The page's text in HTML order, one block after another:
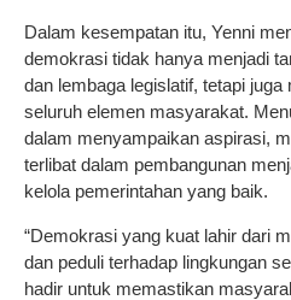
Dalam kesempatan itu, Yenni
demokrasi tidak hanya menjadi
dan lembaga legislatif, tetapi
seluruh elemen masyarakat.
dalam menyampaikan aspirasi,
terlibat dalam pembangunan
kelola pemerintahan yang baik.
“Demokrasi yang kuat lahir dari
dan peduli terhadap lingkungan
hadir untuk memastikan